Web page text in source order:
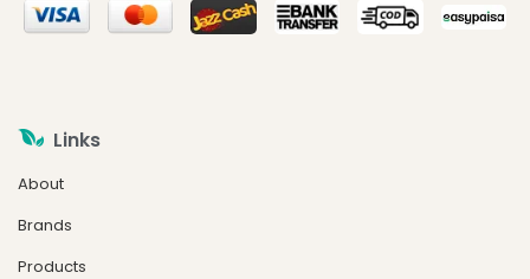
Links
About
Brands
Products